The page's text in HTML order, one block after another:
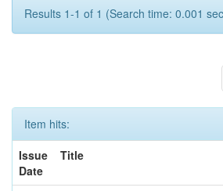
Results 1-1 of 1 (Search time: 0.001
Item hits:
Issue
Date
Title